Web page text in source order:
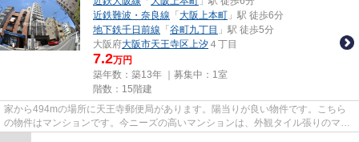
近鉄難波・奈良線 「 大阪上本町 」駅 徒歩6分
地下鉄千日前線 「 谷町九丁目 」駅 徒歩5分
大阪府大阪市天王寺区上汐 ４丁目
7.2万円
築年数：築13年 ｜募集中： 1室
階数：15階建
家から494mの場所に天王寺郵便局があります。陽当りが良い物件です。こちら
の物件はマンションです。今ニーズの高いマンションは、外観タイル張りのマン